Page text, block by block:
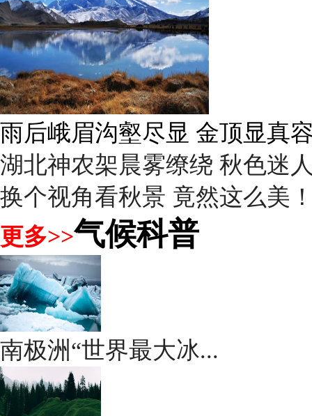
雨后峨眉沟壑尽显 金顶显真
湖北神农架晨雾缭绕 秋色迷
换个视角看秋景 竟然这么美
更多>>气候科普
南极洲“世界最大冰...